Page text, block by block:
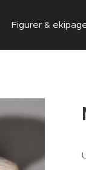
Figurer &